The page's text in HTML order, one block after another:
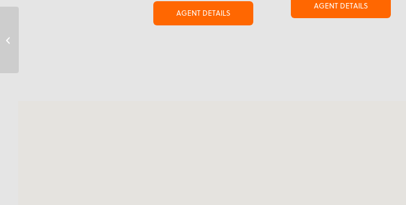
AGENT DETAILS
AGENT DETAILS